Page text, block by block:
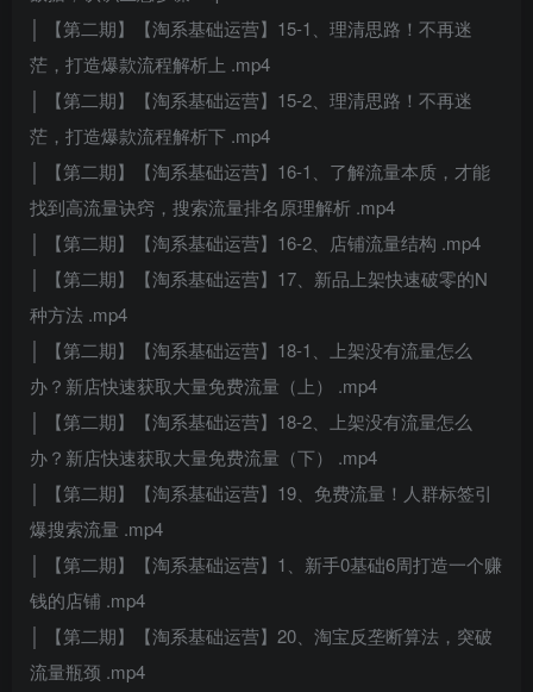
│ 【第二期】【淘系基础运营】15-1、理清思路！不再迷
茫，打造爆款流程解析上 .mp4
│ 【第二期】【淘系基础运营】15-2、理清思路！不再迷
茫，打造爆款流程解析下 .mp4
│ 【第二期】【淘系基础运营】16-1、了解流量本质，才能
找到高流量诀窍，搜索流量排名原理解析 .mp4
│ 【第二期】【淘系基础运营】16-2、店铺流量结构 .mp4
│ 【第二期】【淘系基础运营】17、新品上架快速破零的N
种方法 .mp4
│ 【第二期】【淘系基础运营】18-1、上架没有流量怎么
办？新店快速获取大量免费流量（上） .mp4
│ 【第二期】【淘系基础运营】18-2、上架没有流量怎么
办？新店快速获取大量免费流量（下） .mp4
│ 【第二期】【淘系基础运营】19、免费流量！人群标签引
爆搜索流量 .mp4
│ 【第二期】【淘系基础运营】1、新手0基础6周打造一个赚
钱的店铺 .mp4
│ 【第二期】【淘系基础运营】20、淘宝反垄断算法，突破
流量瓶颈 .mp4